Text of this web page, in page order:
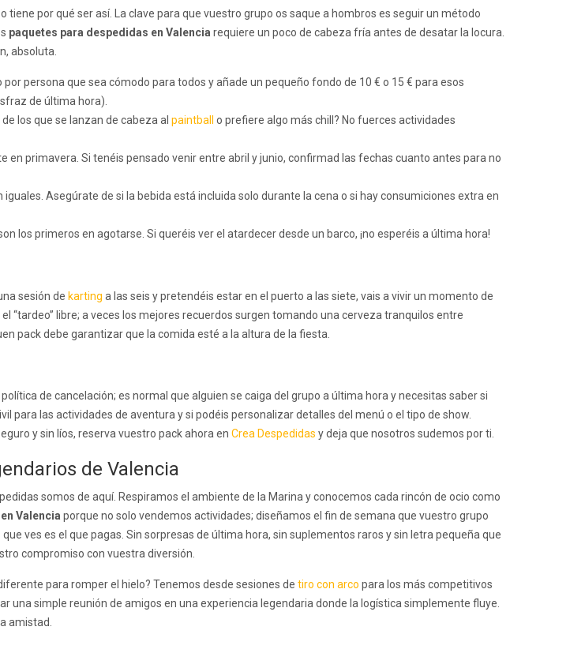
por qué ser así. La clave para que vuestro grupo os saque a hombros es seguir un método
paquetes para despedidas en Valencia requiere un poco de cabeza fría antes de desatar la locura.
absoluta.
por persona que sea cómodo para todos y añade un pequeño fondo de 10 € o 15 € para esos
de última hora).
los que se lanzan de cabeza al paintball o prefiere algo más chill? No fuerces actividades
en primavera. Si tenéis pensado venir entre abril y junio, confirmad las fechas cuanto antes para no
iguales. Asegúrate de si la bebida está incluida solo durante la cena o si hay consumiciones extra en
los primeros en agotarse. Si queréis ver el atardecer desde un barco, ¡no esperéis a última hora!
sesión de karting a las seis y pretendéis estar en el puerto a las siete, vais a vivir un momento de
“tardeo” libre; a veces los mejores recuerdos surgen tomando una cerveza tranquilos entre
pack debe garantizar que la comida esté a la altura de la fiesta.
de cancelación; es normal que alguien se caiga del grupo a última hora y necesitas saber si
para las actividades de aventura y si podéis personalizar detalles del menú o el tipo de show.
y sin líos, reserva vuestro pack ahora en Crea Despedidas y deja que nosotros sudemos por ti.
de Valencia
somos de aquí. Respiramos el ambiente de la Marina y conocemos cada rincón de ocio como
Valencia porque no solo vendemos actividades; diseñamos el fin de semana que vuestro grupo
ves es el que pagas. Sin sorpresas de última hora, sin suplementos raros y sin letra pequeña que
compromiso con vuestra diversión.
para romper el hielo? Tenemos desde sesiones de tiro con arco para los más competitivos
simple reunión de amigos en una experiencia legendaria donde la logística simplemente fluye.
amistad.